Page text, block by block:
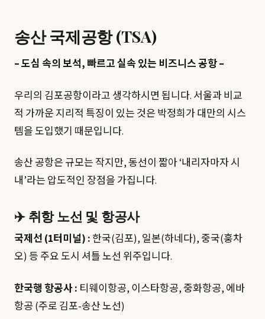
송산 국제공항 (TSA)
– 도심 속의 보석, 빠르고 실속 있는 비즈니스 공항 –
우리의 김포공항이라고 생각하시면 됩니다. 서울과 비교
적 가까운 지리적 특징이 있는 것은 박정희가 대만의 시스
템을 도입했기 때문입니다.
송산 공항은 규모는 작지만, 동선이 짧아 ‘내리자마자 시
내’라는 압도적인 장점을 가집니다.
✈️ 취항 노선 및 항공사
국제선 (1터미널) :한국(김포), 일본(하네다), 중국(훙차
오) 등 주요 도시 셔틀 노선 위주입니다.
한국행 항공사 : 티웨이항공, 이스타항공, 중화항공, 에바
항공 (주로 김포-송산 노선)